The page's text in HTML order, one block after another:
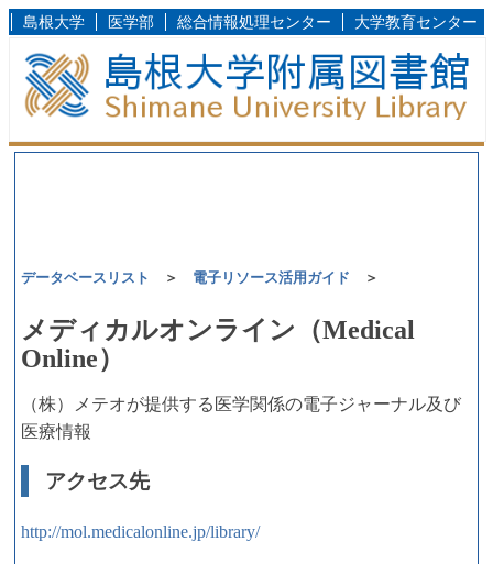
島根大学 医学部 総合情報処理センター 大学教育センター
データベースリスト ＞ 電子リソース活用ガイド ＞
メディカルオンライン（Medical
Online）
（株）メテオが提供する医学関係の電子ジャーナル及び
医療情報
アクセス先
http://mol.medicalonline.jp/library/